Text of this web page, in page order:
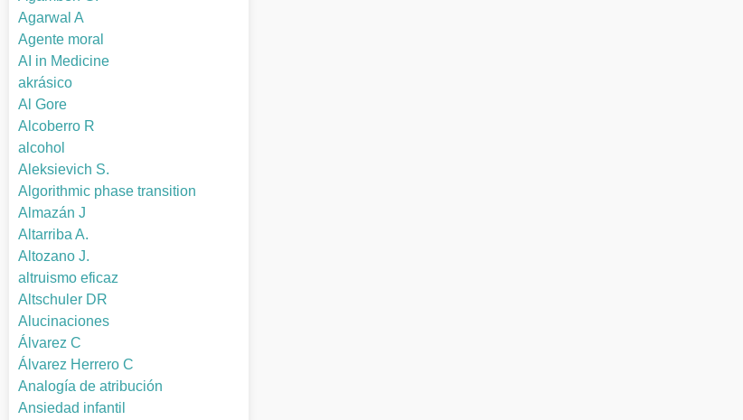
Agarwal A
Agente moral
AI in Medicine
akrásico
Al Gore
Alcoberro R
alcohol
Aleksievich S.
Algorithmic phase transition
Almazán J
Altarriba A.
Altozano J.
altruismo eficaz
Altschuler DR
Alucinaciones
Álvarez C
Álvarez Herrero C
Analogía de atribución
Ansiedad infantil